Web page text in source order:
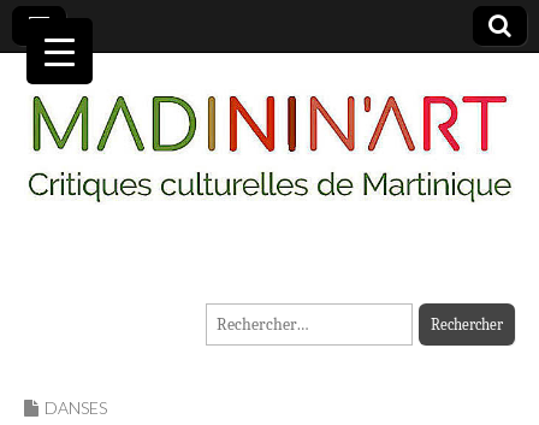
MADININ'ART
Rechercher :
DANSES